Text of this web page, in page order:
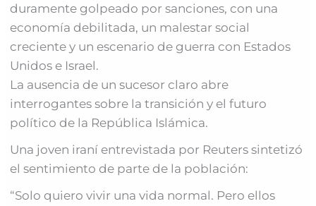
duramente golpeado por sanciones, con una
economía debilitada, un malestar social
creciente y un escenario de guerra con Estados
Unidos e Israel.
La ausencia de un sucesor claro abre
interrogantes sobre la transición y el futuro
político de la República Islámica.
Una joven iraní entrevistada por Reuters sintetizó
el sentimiento de parte de la población:
“Solo quiero vivir una vida normal. Pero ellos